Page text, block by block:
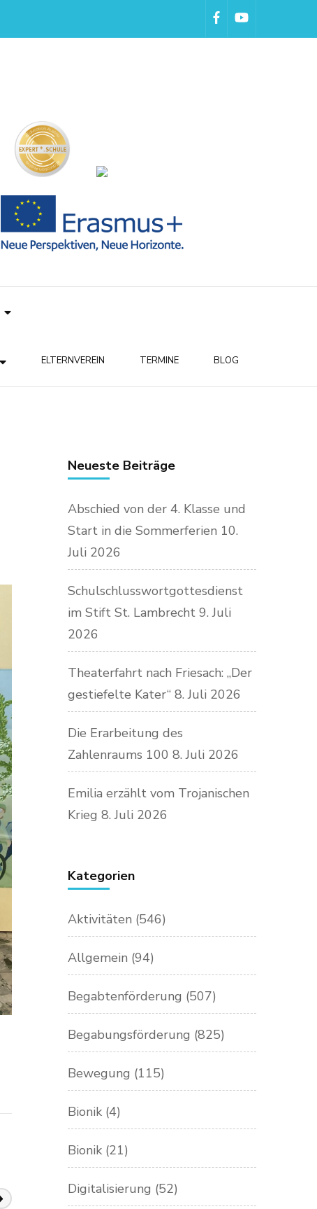
ELTERNVEREIN TERMINE BLOG
Neueste Beiträge
Abschied von der 4. Klasse und
Start in die Sommerferien 10.
Juli 2026
Schulschlusswortgottesdienst
im Stift St. Lambrecht 9. Juli
2026
Theaterfahrt nach Friesach: „Der
gestiefelte Kater“ 8. Juli 2026
Die Erarbeitung des
Zahlenraums 100 8. Juli 2026
Emilia erzählt vom Trojanischen
Krieg 8. Juli 2026
Kategorien
Aktivitäten (546)
Allgemein (94)
Begabtenförderung (507)
Begabungsförderung (825)
Bewegung (115)
Bionik (4)
Bionik (21)
Digitalisierung (52)